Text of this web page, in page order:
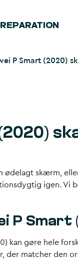
REPARATION
P Smart (2020)
ødelagt skærm,
igen. Vi
P Smart
kan gøre hele
matcher den